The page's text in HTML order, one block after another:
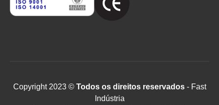
Copyright 2023 ©Todos os direitos reservados- Fast
Indústria